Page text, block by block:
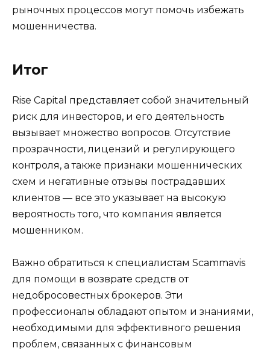
рыночных процессов могут помочь избежать
мошенничества.
Итог
Rise Capital представляет собой значительный
риск для инвесторов, и его деятельность
вызывает множество вопросов. Отсутствие
прозрачности, лицензий и регулирующего
контроля, а также признаки мошеннических
схем и негативные отзывы пострадавших
клиентов — все это указывает на высокую
вероятность того, что компания является
мошенником.
Важно обратиться к специалистам Scammavis
для помощи в возврате средств от
недобросовестных брокеров. Эти
профессионалы обладают опытом и знаниями,
необходимыми для эффективного решения
проблем, связанных с финансовым